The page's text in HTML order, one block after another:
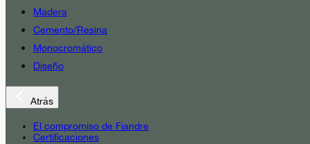
Madera
Cemento/Resina
Monocromático
Diseño
Atrás
El compromiso de Fiandre
Certificaciones